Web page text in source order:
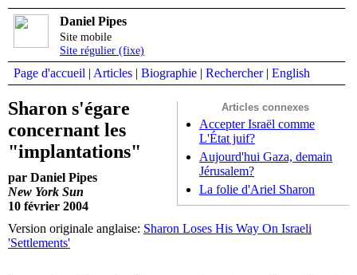
Daniel Pipes
Site mobile
Site régulier (fixe)
Page d'accueil | Articles | Biographie | Rechercher| English
Articles connexes
Accepter Israël comme
L'État juif?
Aujourd'hui Gaza, demain
Jérusalem?
La folie d'Ariel Sharon
Sharon s'égare
concernant les
"implantations"
par Daniel Pipes
New York Sun
10 février 2004
Version originale anglaise: Sharon Loses His Way On Israeli
'Settlements'